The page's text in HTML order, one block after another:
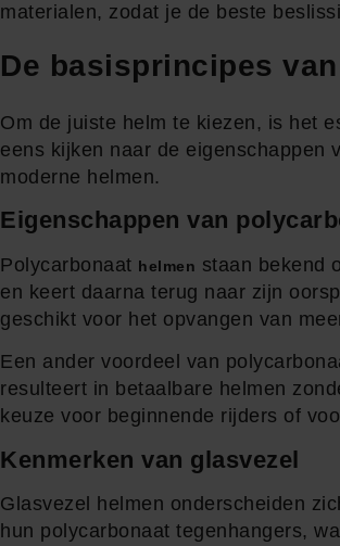
materialen, zodat je de beste
De basisprincipes
Om de juiste helm te kiezen, is het
eens kijken naar de eigenschappen
moderne helmen.
Eigenschappen van
Polycarbonaat helmen staan bekend
en keert daarna terug naar zijn
geschikt voor het opvangen van
Een ander voordeel van
resulteert in betaalbare helmen
keuze voor beginnende rijders of
Kenmerken van glasvezel
Glasvezel helmen onderscheiden
hun polycarbonaat tegenhangers,